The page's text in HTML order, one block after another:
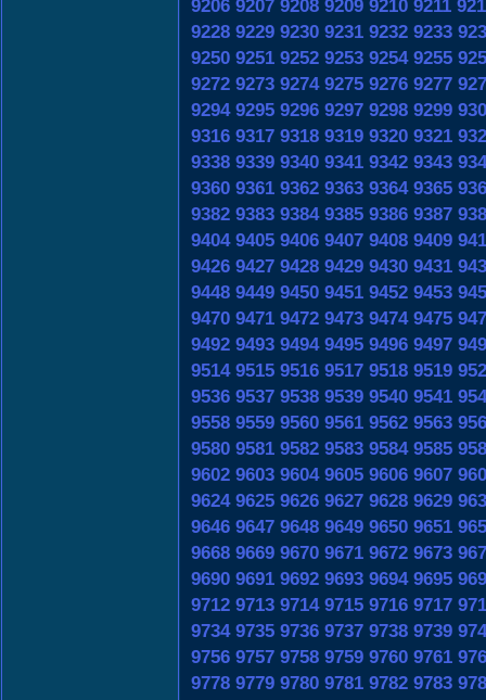
9206 9207 9208 9209 9210 9211
9228 9229 9230 9231 9232 9233
9250 9251 9252 9253 9254 9255
9272 9273 9274 9275 9276 9277
9294 9295 9296 9297 9298 9299
9316 9317 9318 9319 9320 9321
9338 9339 9340 9341 9342 9343
9360 9361 9362 9363 9364 9365
9382 9383 9384 9385 9386 9387
9404 9405 9406 9407 9408 9409
9426 9427 9428 9429 9430 9431
9448 9449 9450 9451 9452 9453
9470 9471 9472 9473 9474 9475
9492 9493 9494 9495 9496 9497
9514 9515 9516 9517 9518 9519
9536 9537 9538 9539 9540 9541
9558 9559 9560 9561 9562 9563
9580 9581 9582 9583 9584 9585
9602 9603 9604 9605 9606 9607
9624 9625 9626 9627 9628 9629
9646 9647 9648 9649 9650 9651
9668 9669 9670 9671 9672 9673
9690 9691 9692 9693 9694 9695
9712 9713 9714 9715 9716 9717
9734 9735 9736 9737 9738 9739
9756 9757 9758 9759 9760 9761
9778 9779 9780 9781 9782 9783